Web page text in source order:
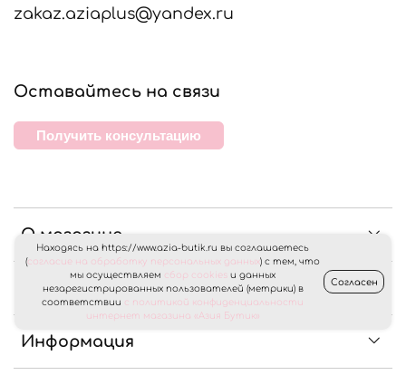
О магазине
Клиентам
Информация
zakaz.aziaplus@yandex.ru
Оставайтесь на связи
Получить консультацию
Находясь на https://www.azia-butik.ru вы соглашаетесь
(согласие на обработку персональных данных) с тем, что
мы осуществляем сбор cookies и данных
незарегистрированных пользователей (метрики) в
соответствии с политикой конфиденциальности
интернет магазина «Азия Бутик»
Согласен